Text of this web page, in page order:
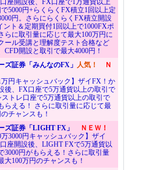
座開設後、FX口座で1万通貨以上
5000円+らくらくFX積立1回以上定
円。さらにらくらくFX積立開設
ント＆定期買付1回以上で1000FXポ
らに取引量に応じて最大100万円に
ール受講と理解度テスト合格など
CFD開設と取引で最大4000円！
ズ証券「みんなのFX」 人気！
Ｎ
万円キャッシュバック】ザイFX！か
後、FX口座で5万通貨以上の取引で
ストレ口座で5万通貨以上の取引で
らえる！ さらに取引量に応じて最
チャンスも！
ズ証券「LIGHT FX」
ＮＥＷ！
万3000円キャッシュバック】ザイ
座開設後、LIGHT FXで5万通貨以
3000円がもらえる！さらに取引量
大100万円のチャンスも！